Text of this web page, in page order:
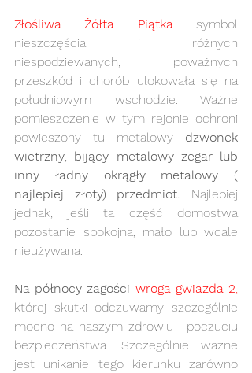
Złośliwa Żółta Piątka symbol
nieszczęścia i różnych
niespodziewanych, poważnych
przeszkód i chorób ulokowała się na
południowym wschodzie. Ważne
pomieszczenie w tym rejonie ochroni
powieszony tu metalowy dzwonek
wietrzny, bijący metalowy zegar lub
inny ładny okrągły metalowy (
najlepiej złoty) przedmiot. Najlepiej
jednak, jeśli ta część domostwa
pozostanie spokojna, mało lub wcale
nieużywana.
Na północy zagości wroga gwiazda 2,
której skutki odczuwamy szczególnie
mocno na naszym zdrowiu i poczuciu
bezpieczeństwa. Szczególnie ważne
jest unikanie tego kierunku zarówno